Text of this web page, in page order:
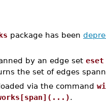
package has been
by an edge set eset
the set of edges
via the command
.